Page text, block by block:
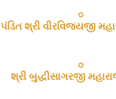
પંડિત શ્રી વીરવિજયજી
શ્રી બુદ્ધીસાગરજી